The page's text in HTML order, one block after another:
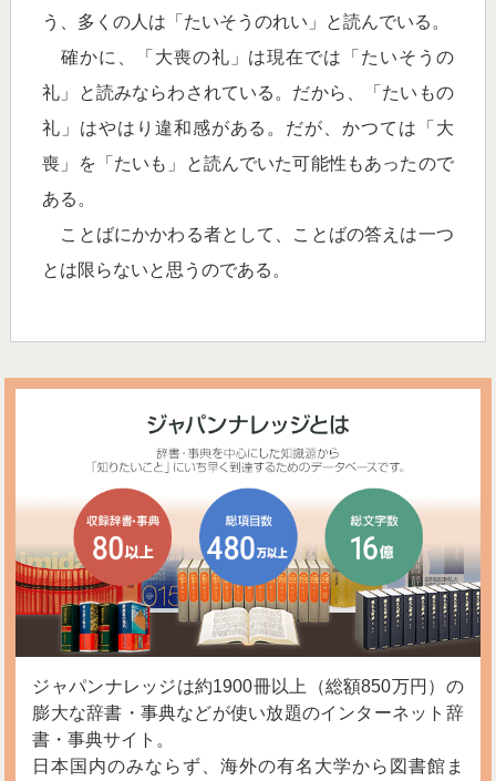
う、多くの人は「たいそうのれい」と読んでいる。
確かに、「大喪の礼」は現在では「たいそうの
礼」と読みならわされている。だから、「たいもの
礼」はやはり違和感がある。だが、かつては「大
喪」を「たいも」と読んでいた可能性もあったので
ある。
ことばにかかわる者として、ことばの答えは一つ
とは限らないと思うのである。
ジャパンナレッジは約1900冊以上（総額850万円）の
膨大な辞書・事典などが使い放題のインターネット辞
書・事典サイト。
日本国内のみならず、海外の有名大学から図書館ま